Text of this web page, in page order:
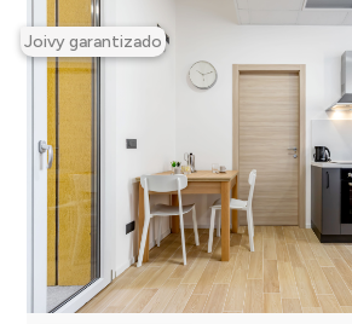
Joivy garantizado